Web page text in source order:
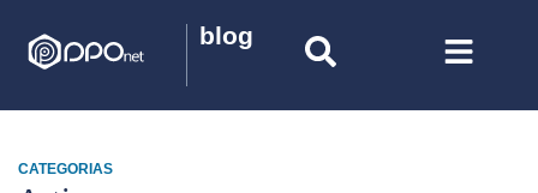
blog
CATEGORIAS